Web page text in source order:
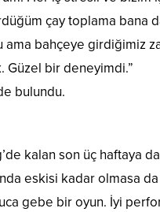
çay toplama bana
ama bahçeye girdiğimiz
Güzel bir deneyimdi.”
bulundu.
kalan son üç haftaya
eskisi kadar olmasa
gebe bir oyun. İyi